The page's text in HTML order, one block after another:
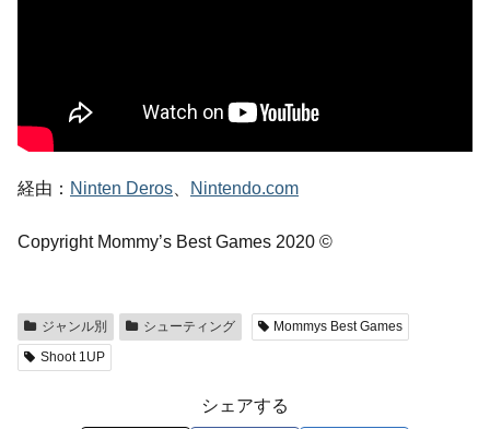
経由： Ninten Deros Nintendo.com
Copyright Mommy’s Best Games 2020 ©
ジャンル別 シューティング
Mommys Best Games
Shoot 1UP
シェアする